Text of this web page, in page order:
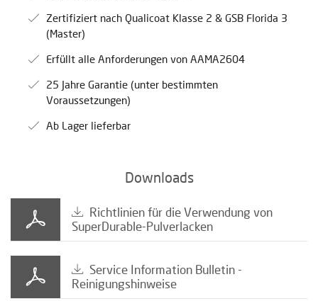
Zertifiziert nach Qualicoat Klasse 2 & GSB Florida 3
(Master)
Erfüllt alle Anforderungen von AAMA2604
25 Jahre Garantie (unter bestimmten
Voraussetzungen)
Ab Lager lieferbar
Downloads
Richtlinien für die Verwendung von
SuperDurable-Pulverlacken
Service Information Bulletin -
Reinigungshinweise